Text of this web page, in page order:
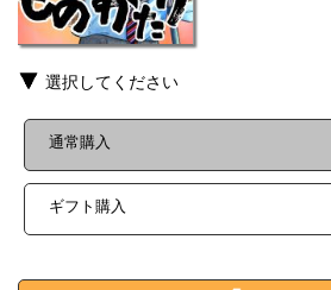
選択してください
通常購入
ギフト購入